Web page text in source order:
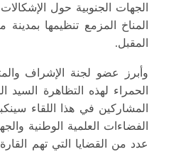
الجهات الجنوبية حول
المقبل.
وأبرز عضو لجنة الإشراف
الحمراء لهذه التظاهرة السيد
المشاركين في هذا اللقاء
الفضاءات العلمية الوطنية
عدد من القضايا التي تهم